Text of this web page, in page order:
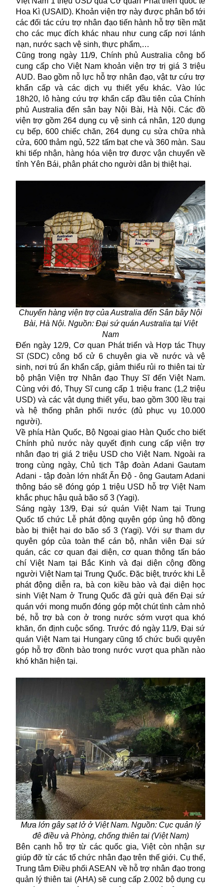
Hoa Kì (USAID). Khoản viện trợ này được phân bổ tới
các đối tác cứu trợ nhân đạo tiến hành hỗ trợ tiền mặt
cho các mục đích khác nhau như cung cấp nơi lánh
nạn, nước sạch vệ sinh, thực phẩm,…
Cũng trong ngày 11/9, Chính phủ Australia công bố
cung cấp cho Việt Nam khoản viện trợ trị giá 3 triệu
AUD. Bao gồm nỗ lực hỗ trợ nhân đạo, vật tư cứu trợ
khẩn cấp và các dịch vụ thiết yếu khác. Vào lúc
18h20, lô hàng cứu trợ khẩn cấp đầu tiên của Chính
phủ Australia đến sân bay Nội Bài, Hà Nội. Các đồ
viện trợ gồm 264 dụng cụ vệ sinh cá nhân, 120 dụng
cụ bếp, 600 chiếc chăn, 264 dụng cụ sửa chữa nhà
cửa, 600 thảm ngủ, 522 tấm bạt che và 360 màn. Sau
khi tiếp nhận, hàng hóa viện trợ được vận chuyển về
tỉnh Yên Bái, phân phát cho người dân bị thiệt hại.
Chuyến hàng viện trợ của Australia đến Sân bây Nội
Bài, Hà Nội. Nguồn: Đại sứ quán Australia tại Việt
Nam
Đến ngày 12/9, Cơ quan Phát triển và Hợp tác Thụy
Sĩ (SDC) công bố cử 6 chuyên gia về nước và vệ
sinh, nơi trú ẩn khẩn cấp, giảm thiểu rủi ro thiên tai từ
bộ phận Viện trợ Nhân đạo Thụy Sĩ đến Việt Nam.
Cùng với đó, Thụy Sĩ cung cấp 1 triệu franc (1,2 triệu
USD) và các vật dụng thiết yếu, bao gồm 300 lều trại
và hệ thống phân phối nước (đủ phục vụ 10.000
người).
Về phía Hàn Quốc, Bộ Ngoại giao Hàn Quốc cho biết
Chính phủ nước này quyết định cung cấp viện trợ
nhân đạo trị giá 2 triệu USD cho Việt Nam. Ngoài ra
trong cùng ngày, Chủ tịch Tập đoàn Adani Gautam
Adani - tập đoàn lớn nhất Ấn Độ - ông Gautam Adani
thông báo sẽ đóng góp 1 triệu USD hỗ trợ Việt Nam
khắc phục hậu quả bão số 3 (Yagi).
Sáng ngày 13/9, Đại sứ quán Việt Nam tại Trung
Quốc tổ chức Lễ phát động quyên góp ủng hộ đồng
bào bị thiệt hại do bão số 3 (Yagi). Với sự tham dự
quyên góp của toàn thể cán bộ, nhân viên Đại sứ
quán, các cơ quan đại diện, cơ quan thông tấn báo
chí Việt Nam tại Bắc Kinh và đại diện cộng đồng
người Việt Nam tại Trung Quốc. Đặc biệt, trước khi Lễ
phát động diễn ra, bà con kiều bào và đại diện học
sinh Việt Nam ở Trung Quốc đã gửi quà đến Đại sứ
quán với mong muốn đóng góp một chút tình cảm nhỏ
bé, hỗ trợ bà con ở trong nước sớm vượt qua khó
khăn, ổn định cuộc sống. Trước đó ngày 11/9, Đại sứ
quán Việt Nam tại Hungary cũng tổ chức buổi quyên
góp hỗ trợ đồnh bào trong nước vượt qua phần nào
khó khăn hiện tại.
Mưa lớn gây sạt lở ở Việt Nam. Nguồn: Cục quản lý
đê điều và Phòng, chống thiên tai (Việt Nam)
Bên cạnh hỗ trợ từ các quốc gia, Việt còn nhận sự
giúp đỡ từ các tổ chức nhân đạo trên thế giới. Cụ thể,
Trung tâm Điều phối ASEAN về hỗ trợ nhân đạo trong
quản lý thiên tai (AHA) sẽ cung cấp 2.002 bộ dụng cụ